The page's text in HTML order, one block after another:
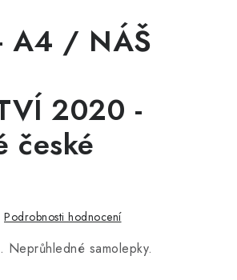
A4 / NÁŠ
2020 -
české
Podrobnosti hodnocení
samolepky.